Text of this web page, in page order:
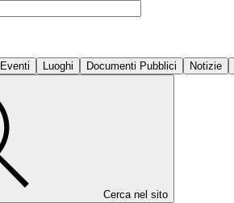
Eventi Luoghi Documenti Pubblici Notizie
Cerca nel sito